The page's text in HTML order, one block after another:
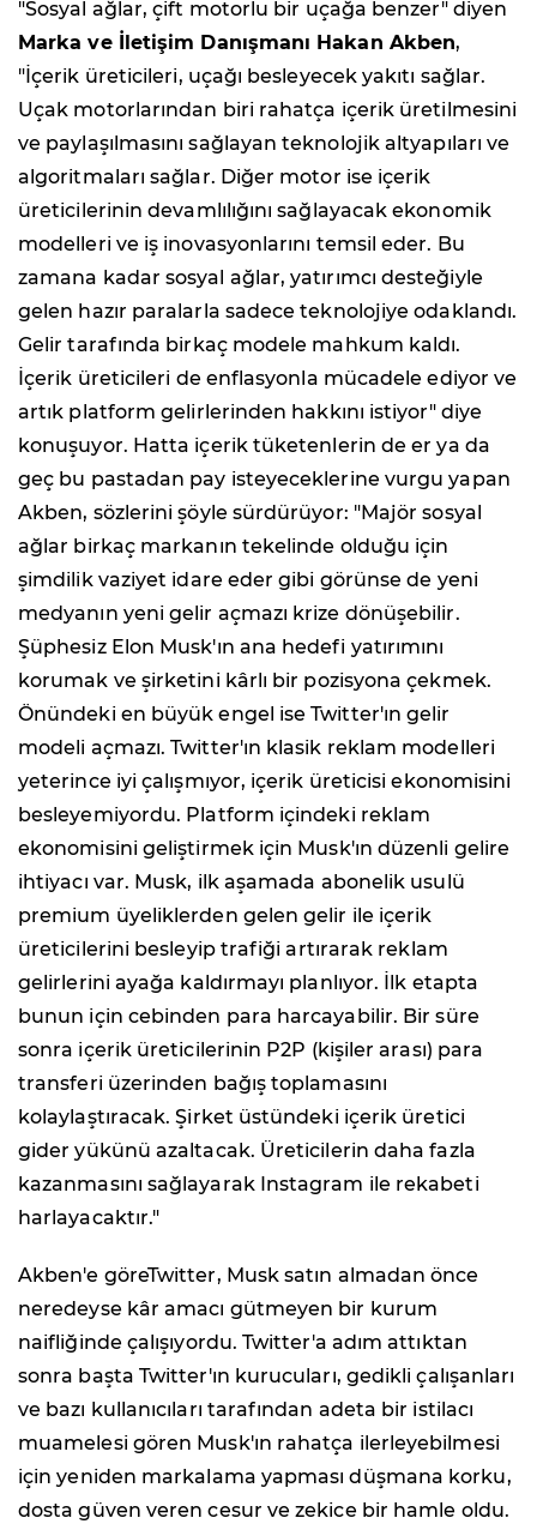
"Sosyal ağlar, çift motorlu bir uçağa benzer" diyen
Marka ve İletişim Danışmanı Hakan Akben,
"İçerik üreticileri, uçağı besleyecek yakıtı sağlar.
Uçak motorlarından biri rahatça içerik üretilmesini
ve paylaşılmasını sağlayan teknolojik altyapıları ve
algoritmaları sağlar. Diğer motor ise içerik
üreticilerinin devamlılığını sağlayacak ekonomik
modelleri ve iş inovasyonlarını temsil eder. Bu
zamana kadar sosyal ağlar, yatırımcı desteğiyle
gelen hazır paralarla sadece teknolojiye odaklandı.
Gelir tarafında birkaç modele mahkum kaldı.
İçerik üreticileri de enflasyonla mücadele ediyor ve
artık platform gelirlerinden hakkını istiyor" diye
konuşuyor. Hatta içerik tüketenlerin de er ya da
geç bu pastadan pay isteyeceklerine vurgu yapan
Akben, sözlerini şöyle sürdürüyor: "Majör sosyal
ağlar birkaç markanın tekelinde olduğu için
şimdilik vaziyet idare eder gibi görünse de yeni
medyanın yeni gelir açmazı krize dönüşebilir.
Şüphesiz Elon Musk'ın ana hedefi yatırımını
korumak ve şirketini kârlı bir pozisyona çekmek.
Önündeki en büyük engel ise Twitter'ın gelir
modeli açmazı. Twitter'ın klasik reklam modelleri
yeterince iyi çalışmıyor, içerik üreticisi ekonomisini
besleyemiyordu. Platform içindeki reklam
ekonomisini geliştirmek için Musk'ın düzenli gelire
ihtiyacı var. Musk, ilk aşamada abonelik usulü
premium üyeliklerden gelen gelir ile içerik
üreticilerini besleyip trafiği artırarak reklam
gelirlerini ayağa kaldırmayı planlıyor. İlk etapta
bunun için cebinden para harcayabilir. Bir süre
sonra içerik üreticilerinin P2P (kişiler arası) para
transferi üzerinden bağış toplamasını
kolaylaştıracak. Şirket üstündeki içerik üretici
gider yükünü azaltacak. Üreticilerin daha fazla
kazanmasını sağlayarak Instagram ile rekabeti
harlayacaktır."
Akben'e göreTwitter, Musk satın almadan önce
neredeyse kâr amacı gütmeyen bir kurum
naifliğinde çalışıyordu. Twitter'a adım attıktan
sonra başta Twitter'ın kurucuları, gedikli çalışanları
ve bazı kullanıcıları tarafından adeta bir istilacı
muamelesi gören Musk'ın rahatça ilerleyebilmesi
için yeniden markalama yapması düşmana korku,
dosta güven veren cesur ve zekice bir hamle oldu.